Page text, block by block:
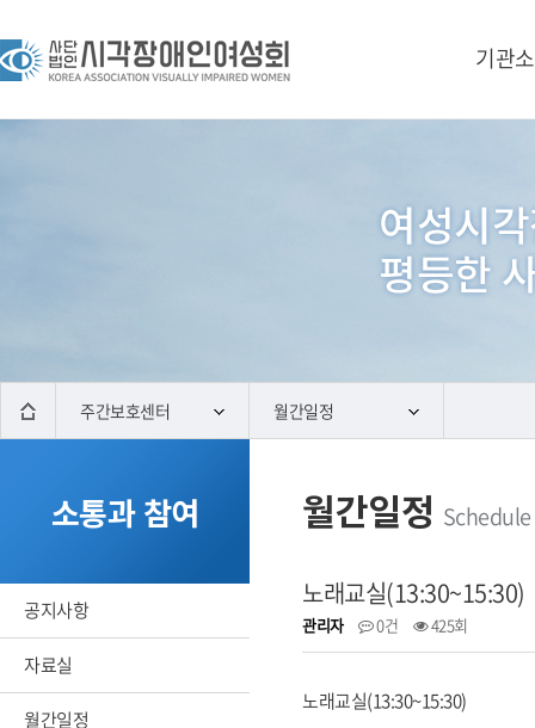
기관
주간보호센터 월간일정
소통과 참여
공지사항
자료실
월간일정
월간일정 Schedule
노래교실(13:30~15:30)
관리자 0건 425회
노래교실(13:30~15:30)